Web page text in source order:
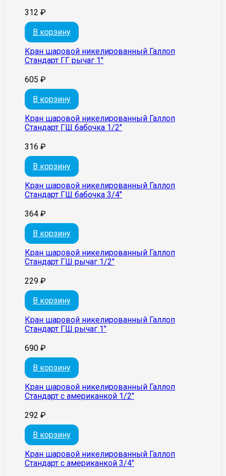
312 ₽
В корзину
Кран шаровой никелированный Галлоп
Стандарт ГГ рычаг 1″
605 ₽
В корзину
Кран шаровой никелированный Галлоп
Стандарт ГШ бабочка 1/2″
316 ₽
В корзину
Кран шаровой никелированный Галлоп
Стандарт ГШ бабочка 3/4″
364 ₽
В корзину
Кран шаровой никелированный Галлоп
Стандарт ГШ рычаг 1/2″
229 ₽
В корзину
Кран шаровой никелированный Галлоп
Стандарт ГШ рычаг 1″
690 ₽
В корзину
Кран шаровой никелированный Галлоп
Стандарт с американкой 1/2″
292 ₽
В корзину
Кран шаровой никелированный Галлоп
Стандарт с американкой 3/4″